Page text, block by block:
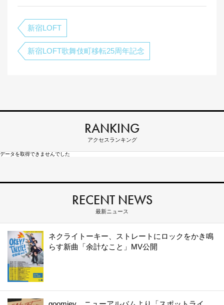
新宿LOFT
新宿LOFT歌舞伎町移転25周年記念
RANKING
アクセスランキング
データを取得できませんでした
RECENT NEWS
最新ニュース
ネクライトーキー、ストレートにロックをかき鳴
らす新曲「余計なこと」MV公開